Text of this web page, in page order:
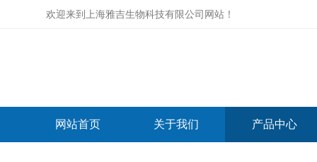
欢迎来到 上海雅吉生物科技有限公司网站 ！
网站首页 关于我们 产品中心